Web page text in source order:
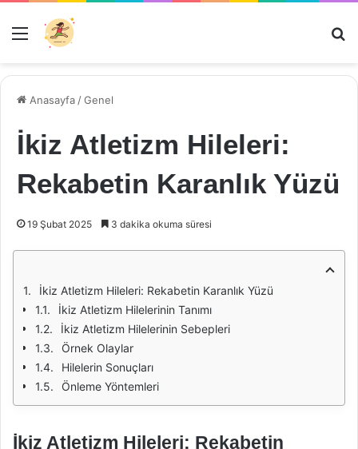
Menü
Anasayfa /Genel
İkiz Atletizm Hileleri:
Rekabetin Karanlık Yüzü
19 Şubat 2025 3 dakika okuma süresi
İkiz Atletizm Hileleri: Rekabetin Karanlık Yüzü
İkiz Atletizm Hilelerinin Tanımı
İkiz Atletizm Hilelerinin Sebepleri
Örnek Olaylar
Hilelerin Sonuçları
Önleme Yöntemleri
İkiz Atletizm Hileleri: Rekabetin